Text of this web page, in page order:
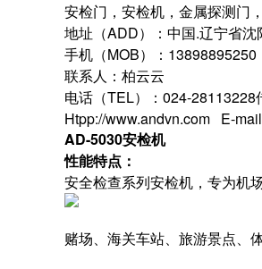
安检门，安检机，金属探测门
地址（ADD）：中国.辽
手机（MOB）：13898895250
联系人：柏云云
电话（TEL）：024-
Htpp://www.andvn.com E-
AD-5030安检机
性能特点：
安全检查系列安检机，专
赌场、海关车站、旅游景点、